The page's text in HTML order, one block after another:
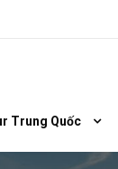
Trung Quốc